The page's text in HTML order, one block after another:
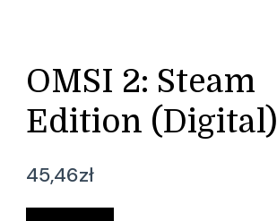
OMSI 2: Steam
Edition (Digital)
45,46zł